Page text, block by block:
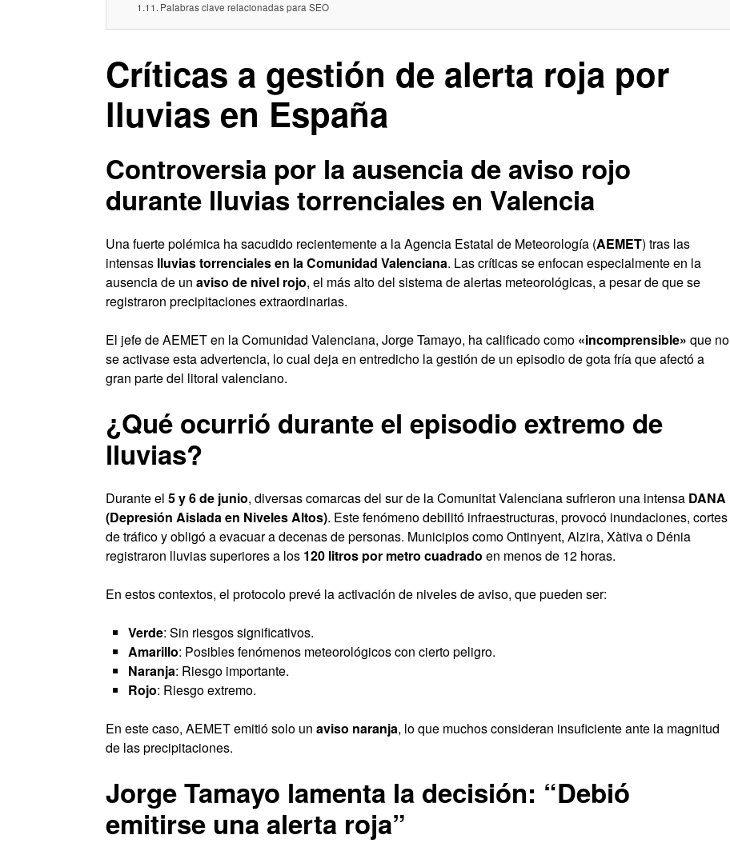
Palabras clave relacionadas para SEO
Críticas a gestión de alerta roja por
lluvias en España
Controversia por la ausencia de aviso rojo
durante lluvias torrenciales en Valencia
Una fuerte polémica ha sacudido recientemente a la Agencia Estatal de Meteorología (AEMET) tras las
intensas lluvias torrenciales en la Comunidad Valenciana. Las críticas se enfocan especialmente en la
ausencia de un aviso de nivel rojo, el más alto del sistema de alertas meteorológicas, a pesar de que se
registraron precipitaciones extraordinarias.
El jefe de AEMET en la Comunidad Valenciana, Jorge Tamayo, ha calificado como «incomprensible» que no
se activase esta advertencia, lo cual deja en entredicho la gestión de un episodio de gota fría que afectó a
gran parte del litoral valenciano.
¿Qué ocurrió durante el episodio extremo de
lluvias?
Durante el 5 y 6 de junio, diversas comarcas del sur de la Comunitat Valenciana sufrieron una intensa DANA
(Depresión Aislada en Niveles Altos). Este fenómeno debilitó infraestructuras, provocó inundaciones, cortes
de tráfico y obligó a evacuar a decenas de personas. Municipios como Ontinyent, Alzira, Xàtiva o Dénia
registraron lluvias superiores a los 120 litros por metro cuadrado en menos de 12 horas.
En estos contextos, el protocolo prevé la activación de niveles de aviso, que pueden ser:
Verde: Sin riesgos significativos.
Amarillo: Posibles fenómenos meteorológicos con cierto peligro.
Naranja: Riesgo importante.
Rojo: Riesgo extremo.
En este caso, AEMET emitió solo un aviso naranja, lo que muchos consideran insuficiente ante la magnitud
de las precipitaciones.
Jorge Tamayo lamenta la decisión: “Debió
emitirse una alerta roja”